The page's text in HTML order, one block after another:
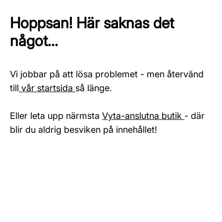
Hoppsan! Här saknas det
något...
Vi jobbar på att lösa problemet - men återvänd
till vår startsida så länge.
Eller leta upp närmsta Vyta-anslutna butik - där
blir du aldrig besviken på innehållet!